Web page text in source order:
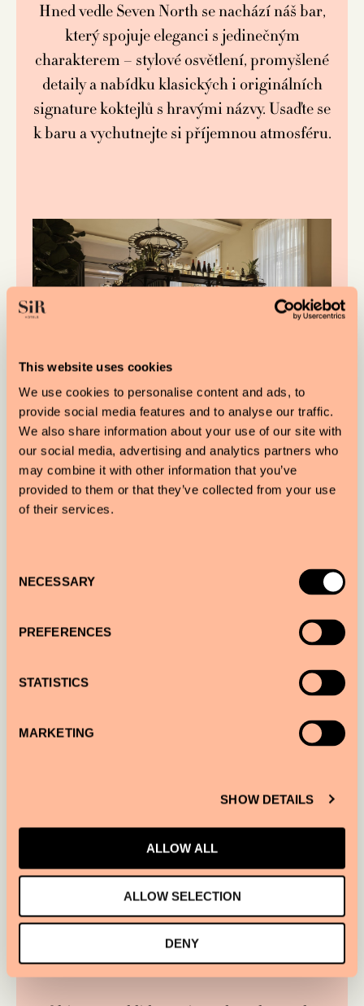
This website uses cookies
We use cookies to personalise content and ads, to
provide social media features and to analyse our traffic.
We also share information about your use of our site with
our social media, advertising and analytics partners who
may combine it with other information that you’ve
provided to them or that they’ve collected from your use
of their services.
Selection
NECESSARY
PREFERENCES
STATISTICS
MARKETING
SHOW DETAILS
ALLOW ALL
ALLOW SELECTION
DENY
Hned vedle Seven North se nachází náš bar,
který spojuje eleganci s jedinečným
charakterem – stylové osvětlení, promyšlené
detaily a nabídku klasických i originálních
signature koktejlů s hravými názvy. Usaďte se
k baru a vychutnejte si příjemnou atmosféru.
V baru si můžete dopřát také lehké
občerstvení z naší restaurace Seven North:
COURTYARD BAR